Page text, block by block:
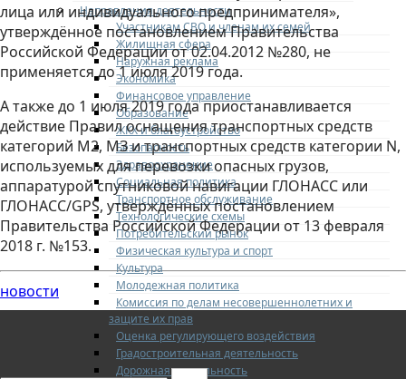
Направления деятельности
Участникам СВО и членам их семей
Жилищная сфера
Наружная реклама
Экономика
Финансовое управление
Образование
ЖКХ и благоустройство
Безопасность
Здравоохранение
Социальная политика
Транспортное обслуживание
Технологические схемы
Потребительский рынок
Физическая культура и спорт
Культура
Молодежная политика
Комиссия по делам несовершеннолетних и
защите их прав
Оценка регулирующего воздействия
Градостроительная деятельность
Дорожная деятельность
лица или индивидуального предпринимателя»,
утверждённое постановлением Правительства
Российской Федерации от 02.04.2012 №280, не
применяется до 1 июля 2019 года.
А также до 1 июля 2019 года приостанавливается
действие Правил оснащения транспортных средств
категорий М2, МЗ и транспортных средств категории N,
используемых для перевозки опасных грузов,
аппаратурой спутниковой навигации ГЛОНАСС или
ГЛОНАСС/GPS, утверждённых постановлением
Правительства Российской Федерации от 13 февраля
2018 г. №153.
новости